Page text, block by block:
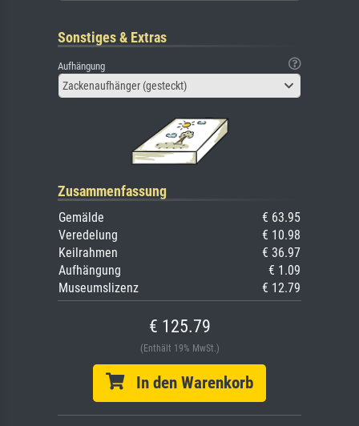
Sonstiges & Extras
Aufhängung
Zackenaufhänger (gesteckt)
Zusammenfassung
Gemälde
€ 63.95
Veredelung
€ 10.98
Keilrahmen
€ 36.97
Aufhängung
€ 1.09
Museumslizenz
€ 12.79
€ 125.79
(Enthält 19% MwSt.)
In den Warenkorb